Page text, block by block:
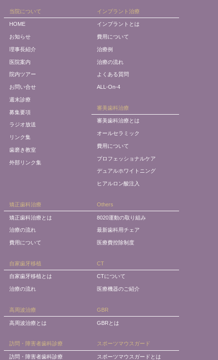
当院について
HOME
お知らせ
理事長紹介
医院案内
院内ツアー
お問い合せ
週末診療
募集要項
ラジオ放送
リンク集
歯磨き教室
外部リンク集
インプラント治療
インプラントとは
費用について
治療例
治療の流れ
よくある質問
ALL-On-4
審美歯科治療
審美歯科治療とは
オールセラミック
費用について
プロフェッショナルケア
デュアルホワイトニング
ヒアルロン酸注入
矯正歯科治療
矯正歯科治療とは
治療の流れ
費用について
Others
8020運動の取り組み
最新歯科用チェア
医療費控除制度
自家歯牙移植
自家歯牙移植とは
治療の流れ
CT
CTについて
医療機器のご紹介
高周波治療
高周波治療とは
GBR
GBRとは
訪問・障害者歯科診療
訪問・障害者歯科診療
スポーツマウスガード
スポーツマウスガードとは